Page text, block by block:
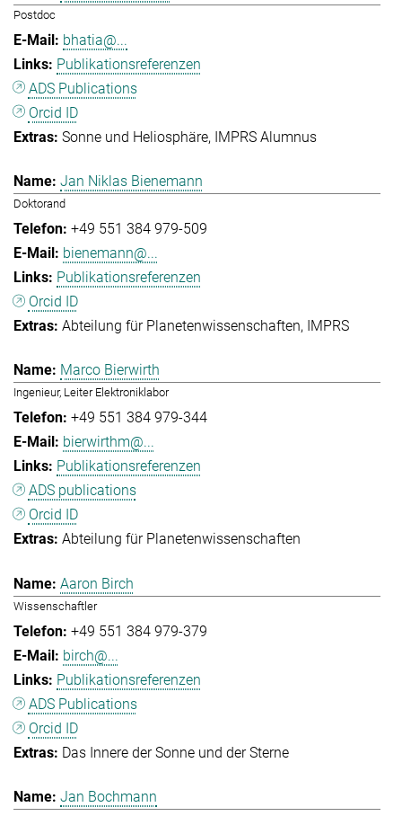
Postdoc
bhatia@...
Publikationsreferenzen
ADS Publications
Orcid ID
Sonne und Heliosphäre IMPRS Alumnus
Jan Niklas Bienemann
Doktorand
+49 551 384 979-509
bienemann@...
Publikationsreferenzen
Orcid ID
Abteilung für Planetenwissenschaften IMPRS
Marco Bierwirth
Ingenieur, Leiter Elektroniklabor
+49 551 384 979-344
bierwirthm@...
Publikationsreferenzen
ADS publications
Orcid ID
Abteilung für Planetenwissenschaften
Aaron Birch
Wissenschaftler
+49 551 384 979-379
birch@...
Publikationsreferenzen
ADS Publications
Orcid ID
Das Innere der Sonne und der Sterne
Jan Bochmann